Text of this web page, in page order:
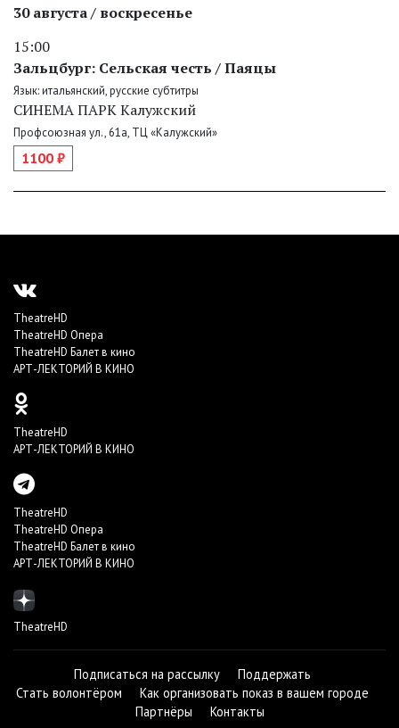
30 августа / воскресенье
15:00
Зальцбург: Сельская честь / Паяцы
Язык: итальянский, русские субтитры
СИНЕМА ПАРК Калужский
Профсоюзная ул., 61а, ТЦ «Калужский»
1100 ₽
TheatreHD
TheatreHD Опера
TheatreHD Балет в кино
АРТ-ЛЕКТОРИЙ В КИНО
TheatreHD
АРТ-ЛЕКТОРИЙ В КИНО
TheatreHD
TheatreHD Опера
TheatreHD Балет в кино
АРТ-ЛЕКТОРИЙ В КИНО
TheatreHD
Подписаться на рассылку
Поддержать
Стать волонтёром
Как организовать показ в вашем городе
Партнёры
Контакты